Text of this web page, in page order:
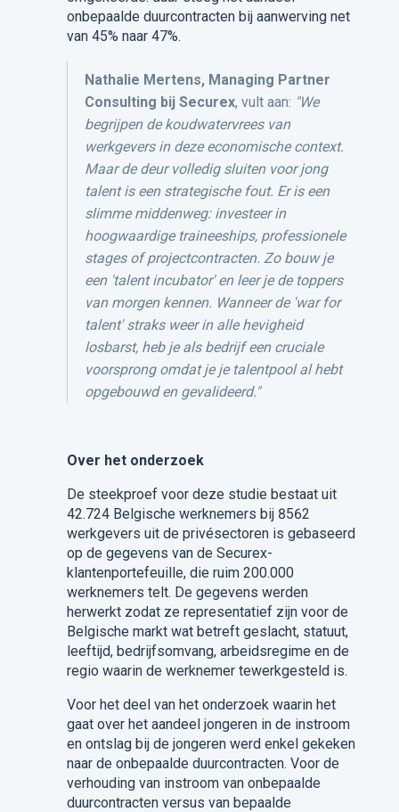
onbepaalde duurcontracten bij aanwerving net
van 45% naar 47%. ​
Nathalie Mertens, Managing Partner
Consulting bij Securex, vult aan: "We
begrijpen de koudwatervrees van
werkgevers in deze economische context.
Maar de deur volledig sluiten voor jong
talent is een strategische fout. Er is een
slimme middenweg: investeer in
hoogwaardige traineeships, professionele
stages of projectcontracten. Zo bouw je
een 'talent incubator' en leer je de toppers
van morgen kennen. Wanneer de 'war for
talent' straks weer in alle hevigheid
losbarst, heb je als bedrijf een cruciale
voorsprong omdat je je talentpool al hebt
opgebouwd en gevalideerd."
Over het onderzoek
De steekproef voor deze studie bestaat uit
42.724 Belgische werknemers bij 8562
werkgevers uit de privésectoren is gebaseerd
op de gegevens van de Securex-
klantenportefeuille, die ruim 200.000
werknemers telt. De gegevens werden
herwerkt zodat ze representatief zijn voor de
Belgische markt wat betreft geslacht, statuut,
leeftijd, bedrijfsomvang, arbeidsregime en de
regio waarin de werknemer tewerkgesteld is. ​
Voor het deel van het onderzoek waarin het
gaat over het aandeel jongeren in de instroom
en ontslag bij de jongeren werd enkel gekeken
naar de onbepaalde duurcontracten. Voor de
verhouding van instroom van onbepaalde
duurcontracten versus van bepaalde